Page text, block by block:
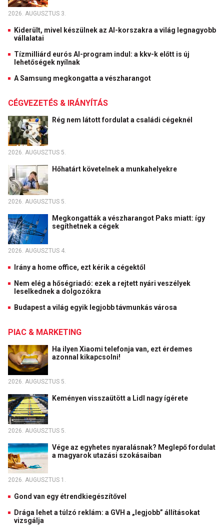
2026. AUGUSZTUS 3.
Kiderült, mivel készülnek az AI-korszakra a világ legnagyobb
vállalatai
Tízmilliárd eurós AI-program indul: a kkv-k előtt is új
lehetőségek nyílnak
A Samsung megkongatta a vészharangot
CÉGVEZETÉS & IRÁNYÍTÁS
Rég nem látott fordulat a családi cégeknél
2026. AUGUSZTUS 5.
Hőhatárt követelnek a munkahelyekre
2026. AUGUSZTUS 5.
Megkongatták a vészharangot Paks miatt: így
segíthetnek a cégek
2026. AUGUSZTUS 4.
Irány a home office, ezt kérik a cégektől
Nem elég a hőségriadó: ezek a rejtett nyári veszélyek
leselkednek a dolgozókra
Budapest a világ egyik legjobb távmunkás városa
PIAC & MARKETING
Ha ilyen Xiaomi telefonja van, ezt érdemes
azonnal kikapcsolni!
2026. AUGUSZTUS 5.
Keményen visszaütött a Lidl nagy ígérete
2026. AUGUSZTUS 5.
Vége az egyhetes nyaralásnak? Meglepő fordulat
a magyarok utazási szokásaiban
2026. AUGUSZTUS 1.
Gond van egy étrendkiegészítővel
Drága lehet a túlzó reklám: a GVH a „legjobb” állításokat
vizsgálja